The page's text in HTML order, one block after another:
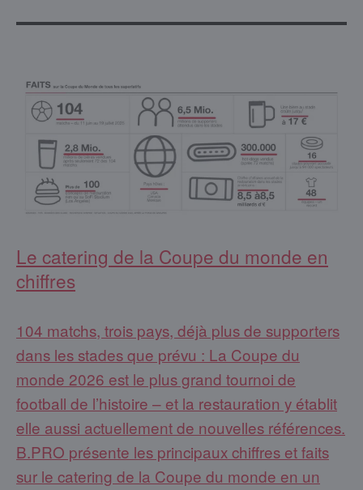
Le catering de la Coupe du monde en
chiffres
104 matchs, trois pays, déjà plus de supporters
dans les stades que prévu : La Coupe du
monde 2026 est le plus grand tournoi de
football de l’histoire – et la restauration y établit
elle aussi actuellement de nouvelles références.
B.PRO présente les principaux chiffres et faits
sur le catering de la Coupe du monde en un